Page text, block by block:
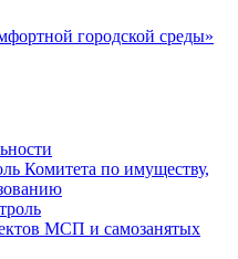
городской среды»
Комитета по имуществу,
МСП и самозанятых